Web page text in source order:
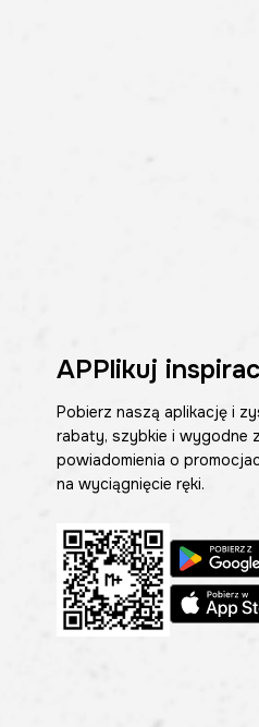
APPlikuj
Pobierz naszą aplikację i
rabaty, szybkie i wygodne
powiadomienia o
na wyciągnięcie ręki.